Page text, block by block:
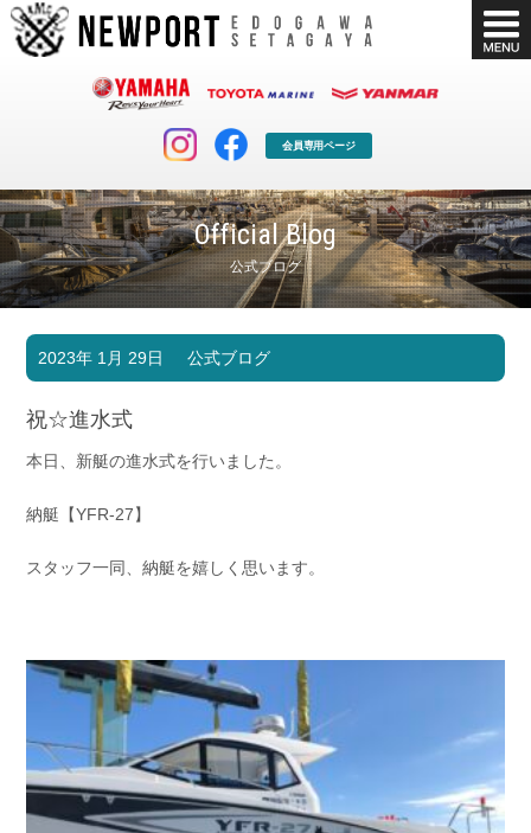
会員専用ページ
Official Blog
公式ブログ
マリンクラブ
マリンライフを堪能したい！
ボート販売
ボート免許
長年の実績と信頼！
Shop Info.
お問い合わせ
Contact us
2023年 1月 29日 公式ブログ
祝☆進水式
本日、新艇の進水式を行いました。
納艇【YFR-27】
スタッフ一同、納艇を嬉しく思います。